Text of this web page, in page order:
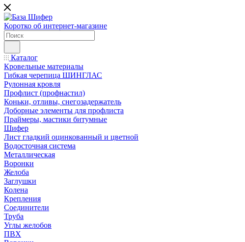
Коротко об интернет-магазине
Каталог
Кровельные материалы
Гибкая черепица ШИНГЛАС
Рулонная кровля
Профлист (профнастил)
Коньки, отливы, снегозадержатель
Доборные элементы для профлиста
Праймеры, мастики битумные
Шифер
Лист гладкий оцинкованный и цветной
Водосточная система
Металлическая
Воронки
Желоба
Заглушки
Колена
Крепления
Соединители
Труба
Углы желобов
ПВХ